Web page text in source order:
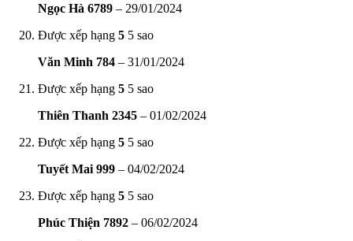
Ngọc Hà 6789 – 29/01/2024
Được xếp hạng 5 5 sao
Văn Minh 784 – 31/01/2024
Được xếp hạng 5 5 sao
Thiên Thanh 2345 – 01/02/2024
Được xếp hạng 5 5 sao
Tuyết Mai 999 – 04/02/2024
Được xếp hạng 5 5 sao
Phúc Thiện 7892 – 06/02/2024